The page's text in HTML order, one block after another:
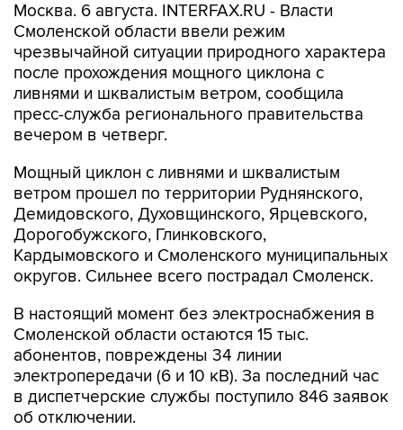
Москва. 6 августа. INTERFAX.RU - Власти
Смоленской области ввели режим
чрезвычайной ситуации природного характера
после прохождения мощного циклона с
ливнями и шквалистым ветром, сообщила
пресс-служба регионального правительства
вечером в четверг.
Мощный циклон с ливнями и шквалистым
ветром прошел по территории Руднянского,
Демидовского, Духовщинского, Ярцевского,
Дорогобужского, Глинковского,
Кардымовского и Смоленского муниципальных
округов. Сильнее всего пострадал Смоленск.
В настоящий момент без электроснабжения в
Смоленской области остаются 15 тыс.
абонентов, повреждены 34 линии
электропередачи (6 и 10 кВ). За последний час
в диспетчерские службы поступило 846 заявок
об отключении.